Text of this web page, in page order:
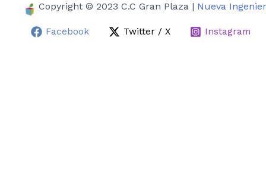
Copyright © 2023 C.C Gran Plaza | Nueva
Facebook Twitter / X Instagram